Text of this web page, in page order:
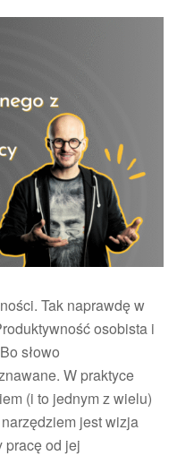
Tak naprawdę w
osobista i
słowo
W praktyce
(i to jednym z wielu)
jest wizja
pracę od jej